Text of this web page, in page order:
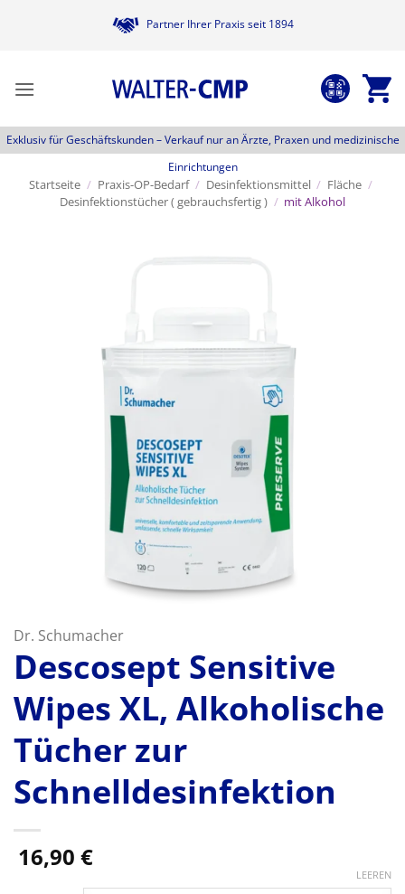
Partner Ihrer Praxis seit 1894
Exklusiv für Geschäftskunden –Verkauf nur an Ärzte, Praxen und medizinische
Einrichtungen
Startseite / Praxis-OP-Bedarf / Desinfektionsmittel / Fläche /
Desinfektionstücher ( gebrauchsfertig ) / mit Alkohol
Dr. Schumacher
Descosept Sensitive
Wipes XL, Alkoholische
Tücher zur
Schnelldesinfektion
16,90 €
LEEREN